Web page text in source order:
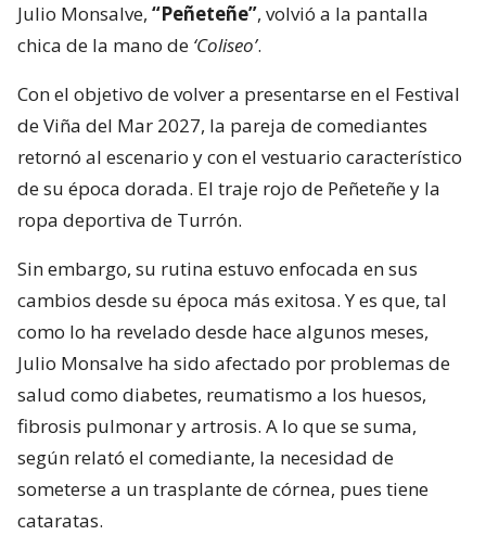
Julio Monsalve, “Peñeteñe”, volvió a la pantalla
chica de la mano de ‘Coliseo’.
Con el objetivo de volver a presentarse en el Festival
de Viña del Mar 2027, la pareja de comediantes
retornó al escenario y con el vestuario característico
de su época dorada. El traje rojo de Peñeteñe y la
ropa deportiva de Turrón.
Sin embargo, su rutina estuvo enfocada en sus
cambios desde su época más exitosa. Y es que, tal
como lo ha revelado desde hace algunos meses,
Julio Monsalve ha sido afectado por problemas de
salud como diabetes, reumatismo a los huesos,
fibrosis pulmonar y artrosis. A lo que se suma,
según relató el comediante, la necesidad de
someterse a un trasplante de córnea, pues tiene
cataratas.